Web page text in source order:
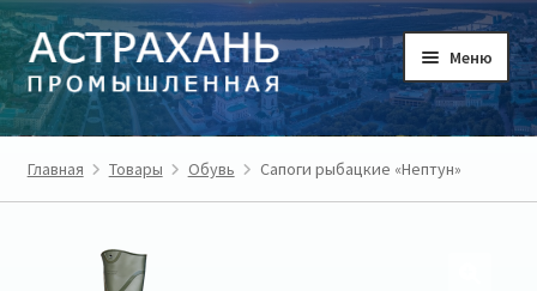
Перейти
к
навигации
Перейти
к
содержимому
Меню
ГЛАВНАЯ
ТОВАРЫ
ТОВАРОПРОИЗВОДИТЕЛИ
Главная Товары Обувь Сапоги рыбацкие «Нептун»